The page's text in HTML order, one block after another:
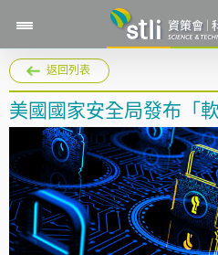
返回列表
美國國家安全局發布「